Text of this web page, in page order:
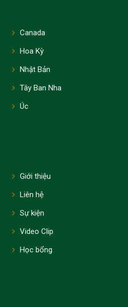
Canada
Hoa Kỳ
Nhật Bản
Tây Ban Nha
Úc
Giới thiệu
Liên hệ
Sự kiện
Video Clip
Học bổng